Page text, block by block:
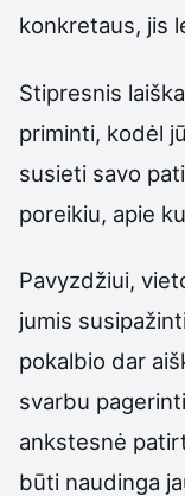
konkretaus, jis
Stipresnis
priminti, kodėl
susieti savo
poreikiu, apie
Pavyzdžiui,
jumis
pokalbio dar
svarbu
ankstesnė
būti naudinga